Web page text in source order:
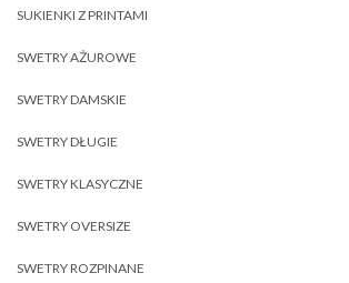
SUKIENKI Z PRINTAMI
SWETRY AŻUROWE
SWETRY DAMSKIE
SWETRY DŁUGIE
SWETRY KLASYCZNE
SWETRY OVERSIZE
SWETRY ROZPINANE